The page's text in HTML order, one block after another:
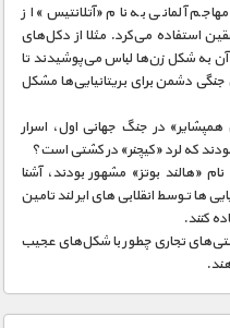
کشتی مهاجم آلمانی به نام «آتلانتیس» از
استفاده می‌کرد. مثلا از دکل‌های
به شکل زن‌ها لباس می‌پوشیدند تا
دشمن برای بریتانیایی‌ها مشکل
در جنگ جهانی اول، اسرار
که لرد «کیچنر» در کشتی است؟
«هالند بوتز» مشهور بودند، آشنا
توسط انقلابی‌های ایرلند تامین
کنند.
تجاری چطور با شکل‌های عجیب